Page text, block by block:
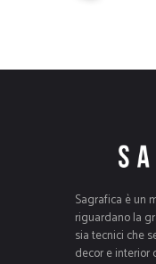
Sagrafica è un
riguardano la
sia tecnici che
decor e interior